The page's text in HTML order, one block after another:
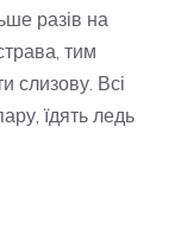
разів на
тим
слизову. Всі
їдять ледь